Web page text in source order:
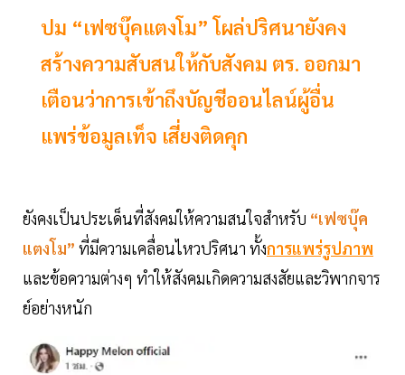
ปม “เฟซบุ๊คแตงโม” โผล่ปริศนายังคง
สร้างความสับสนให้กับสังคม ตร. ออกมา
เตือนว่าการเข้าถึงบัญชีออนไลน์ผู้อื่น
แพร่ข้อมูลเท็จ เสี่ยงติดคุก
ยังคงเป็นประเด็นที่สังคมให้ความสนใจสำหรับ “เฟซบุ๊ค
แตงโม” ที่มีความเคลื่อนไหวปริศนา ทั้งการแพร่รูปภาพ
และข้อความต่างๆ ทำให้สังคมเกิดความสงสัยและวิพากจาร
ย์อย่างหนัก